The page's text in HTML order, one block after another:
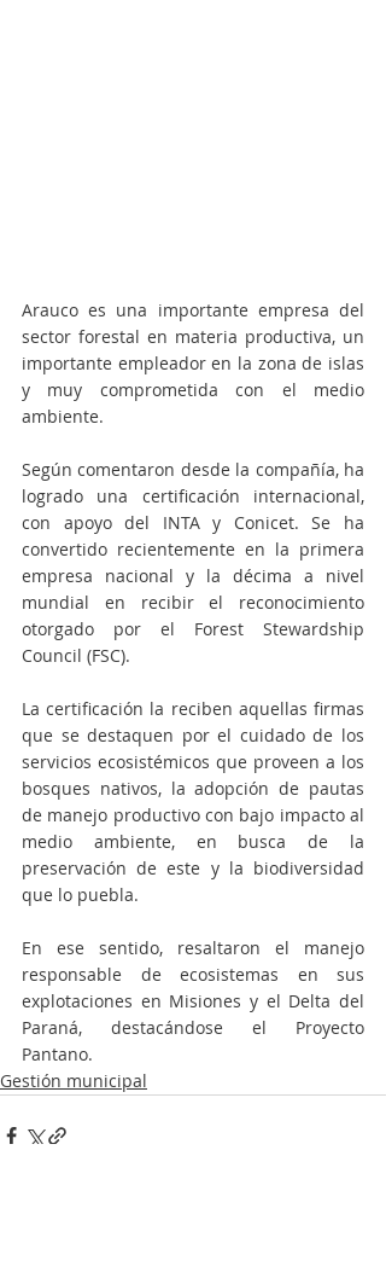
Arauco es una importante empresa del
sector forestal en materia productiva, un
importante empleador en la zona de islas
y muy comprometida con el medio
ambiente.
Según comentaron desde la compañía, ha
logrado una certificación internacional,
con apoyo del INTA y Conicet. Se ha
convertido recientemente en la primera
empresa nacional y la décima a nivel
mundial en recibir el reconocimiento
otorgado por el Forest Stewardship
Council (FSC).
La certificación la reciben aquellas firmas
que se destaquen por el cuidado de los
servicios ecosistémicos que proveen a los
bosques nativos, la adopción de pautas
de manejo productivo con bajo impacto al
medio ambiente, en busca de la
preservación de este y la biodiversidad
que lo puebla.
En ese sentido, resaltaron el manejo
responsable de ecosistemas en sus
explotaciones en Misiones y el Delta del
Paraná, destacándose el Proyecto
Pantano.
Gestión municipal